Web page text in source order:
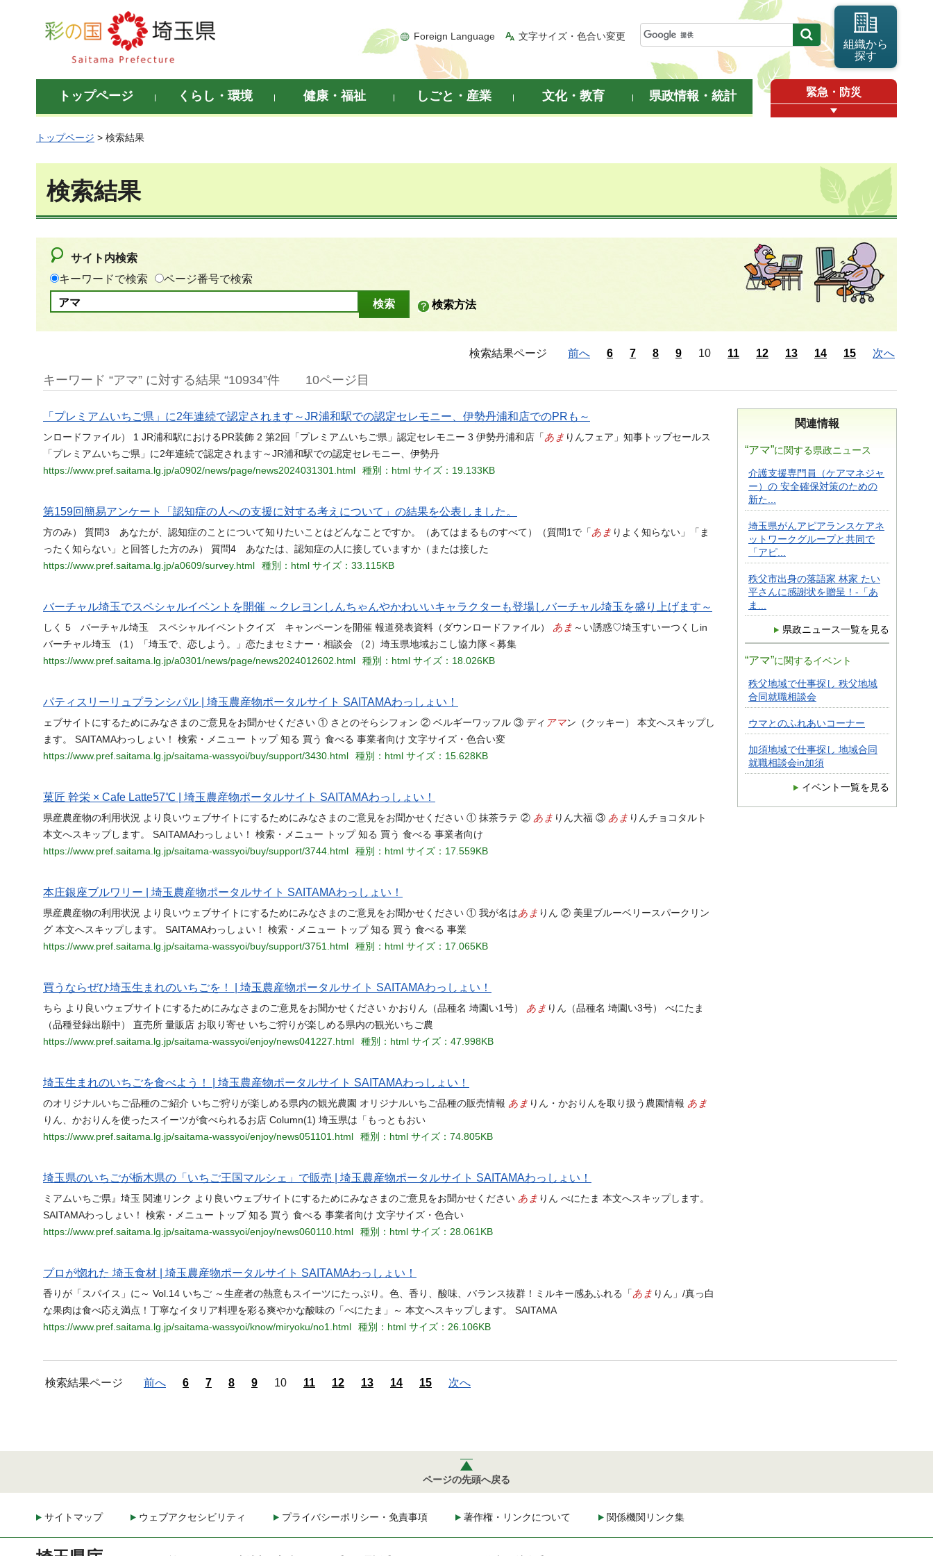
彩の国 埼玉県
Foreign Language 文字サイズ・色合い変更
組織から
探す
トップページ くらし・環境 健康・福祉 しごと・産業 文化・教育 県政情報・統計 緊急・防災
トップページ > 検索結果
検索結果
サイト内検索
キーワードで検索
ページ番号で検索
検索方法
検索結果ページ 前へ 6 7 8 9 10 11 12 13 14 15 次へ
キーワード “アマ” に対する結果 “10934”件 10ページ目
関連情報
“アマ”に関する県政ニュース
介護支援専門員（ケアマネジャ
ー）の 安全確保対策のための
新た...
埼玉県がんアピアランスケアネ
ットワークグループと共同で
「アピ...
秩父市出身の落語家 林家 たい
平さんに感謝状を贈呈！-「あ
ま...
県政ニュース一覧を見る
“アマ”に関するイベント
秩父地域で仕事探し 秩父地域
合同就職相談会
ウマとのふれあいコーナー
加須地域で仕事探し 地域合同
就職相談会in加須
イベント一覧を見る
「プレミアムいちご県」に2年連続で認定されます～JR浦和駅での認定セレモニー、伊勢丹浦和店でのPRも～
ンロードファイル） 1 JR浦和駅におけるPR装飾 2 第2回「プレミアムいちご県」認定セレモニー 3 伊勢丹浦和店「 あま りんフェア」知事トップセールス
「プレミアムいちご県」に2年連続で認定されます～JR浦和駅での認定セレモニー、伊勢丹
https://www.pref.saitama.lg.jp/a0902/news/page/news2024031301.html
種別：html サイズ：19.133KB
第159回簡易アンケート「認知症の人への支援に対する考えについて」の結果を公表しました。
方のみ） 質問3 あなたが、認知症のことについて知りたいことはどんなことですか。（あてはまるものすべて）（質問1で「 あま りよく知らない」「ま
ったく知らない」と回答した方のみ） 質問4 あなたは、認知症の人に接していますか（または接した
https://www.pref.saitama.lg.jp/a0609/survey.html
種別：html サイズ：33.115KB
バーチャル埼玉でスペシャルイベントを開催 ～クレヨンしんちゃんやかわいいキャラクターも登場しバーチャル埼玉を盛り上げます～
しく 5 バーチャル埼玉 スペシャルイベントクイズ キャンペーンを開催 報道発表資料（ダウンロードファイル） あま ～い誘惑♡埼玉すいーつくしin
バーチャル埼玉 （1）「埼玉で、恋しよう。」恋たまセミナー・相談会 （2）埼玉県地域おこし協力隊＜募集
https://www.pref.saitama.lg.jp/a0301/news/page/news2024012602.html
種別：html サイズ：18.026KB
パティスリーリュプランシパル | 埼玉農産物ポータルサイト SAITAMAわっしょい！
ェブサイトにするためにみなさまのご意見をお聞かせください ① さとのそらシフォン ② ベルギーワッフル ③ ディ アマン（クッキー） 本文へスキップし
ます。 SAITAMAわっしょい！ 検索・メニュー トップ 知る 買う 食べる 事業者向け 文字サイズ・色合い変
https://www.pref.saitama.lg.jp/saitama-wassyoi/buy/support/3430.html
種別：html サイズ：15.628KB
菓匠 幹栄 × Cafe Latte57℃ | 埼玉農産物ポータルサイト SAITAMAわっしょい！
県産農産物の利用状況 より良いウェブサイトにするためにみなさまのご意見をお聞かせください ① 抹茶ラテ ② あま りん大福 ③ あま りんチョコタルト
本文へスキップします。 SAITAMAわっしょい！ 検索・メニュー トップ 知る 買う 食べる 事業者向け
https://www.pref.saitama.lg.jp/saitama-wassyoi/buy/support/3744.html
種別：html サイズ：17.559KB
本庄銀座ブルワリー | 埼玉農産物ポータルサイト SAITAMAわっしょい！
県産農産物の利用状況 より良いウェブサイトにするためにみなさまのご意見をお聞かせください ① 我が名はあま りん ② 美里ブルーベリースパークリン
グ 本文へスキップします。 SAITAMAわっしょい！ 検索・メニュー トップ 知る 買う 食べる 事業
https://www.pref.saitama.lg.jp/saitama-wassyoi/buy/support/3751.html
種別：html サイズ：17.065KB
買うならぜひ埼玉生まれのいちごを！ | 埼玉農産物ポータルサイト SAITAMAわっしょい！
ちら より良いウェブサイトにするためにみなさまのご意見をお聞かせください かおりん（品種名 埼園い1号） あま りん（品種名 埼園い3号） べにたま
（品種登録出願中） 直売所 量販店 お取り寄せ いちご狩りが楽しめる県内の観光いちご農
https://www.pref.saitama.lg.jp/saitama-wassyoi/enjoy/news041227.html
種別：html サイズ：47.998KB
埼玉生まれのいちごを食べよう！ | 埼玉農産物ポータルサイト SAITAMAわっしょい！
のオリジナルいちご品種のご紹介 いちご狩りが楽しめる県内の観光農園 オリジナルいちご品種の販売情報 あま りん・かおりんを取り扱う農園情報 あま
りん、かおりんを使ったスイーツが食べられるお店 Column(1) 埼玉県は「もっともおい
https://www.pref.saitama.lg.jp/saitama-wassyoi/enjoy/news051101.html
種別：html サイズ：74.805KB
埼玉県のいちごが栃木県の「いちご王国マルシェ」で販売 | 埼玉農産物ポータルサイト SAITAMAわっしょい！
ミアムいちご県』埼玉 関連リンク より良いウェブサイトにするためにみなさまのご意見をお聞かせください あま りん べにたま 本文へスキップします。
SAITAMAわっしょい！ 検索・メニュー トップ 知る 買う 食べる 事業者向け 文字サイズ・色合い
https://www.pref.saitama.lg.jp/saitama-wassyoi/enjoy/news060110.html
種別：html サイズ：28.061KB
プロが惚れた 埼玉食材 | 埼玉農産物ポータルサイト SAITAMAわっしょい！
香りが「スパイス」に～ Vol.14 いちご ～生産者の熱意もスイーツにたっぷり。色、香り、酸味、バランス抜群！ミルキー感あふれる「 あま りん」/真っ白
な果肉は食べ応え満点！丁寧なイタリア料理を彩る爽やかな酸味の「べにたま」～ 本文へスキップします。 SAITAMA
https://www.pref.saitama.lg.jp/saitama-wassyoi/know/miryoku/no1.html
種別：html サイズ：26.106KB
検索結果ページ 前へ 6 7 8 9 10 11 12 13 14 15 次へ
ページの先頭へ戻る
サイトマップ ウェブアクセシビリティ プライバシーポリシー・免責事項 著作権・リンクについて 関係機関リンク集